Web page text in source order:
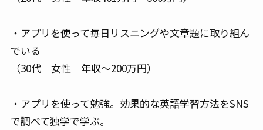
・アプリを使って毎日リスニングや文章題に取り組ん
でいる
（30代 女性 年収～200万円）
・アプリを使って勉強。効果的な英語学習方法をSNS
で調べて独学で学ぶ。